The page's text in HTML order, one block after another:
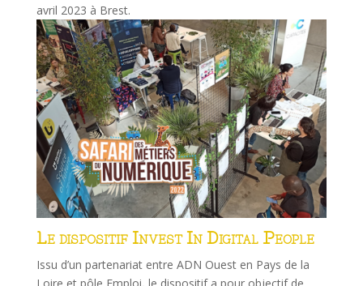
avril 2023 à Brest.
Le dispositif Invest In Digital People
Issu d’un partenariat entre ADN Ouest en Pays de la